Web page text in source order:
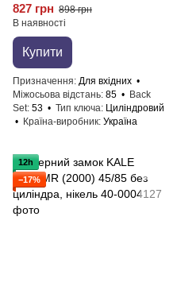
827 грн 898 грн
В наявності
Купити
Призначення Для вхідних
Міжосьова відстань 85
Back
Set 53 Тип ключа Циліндровий
Країна-виробник Україна
12h
−17%